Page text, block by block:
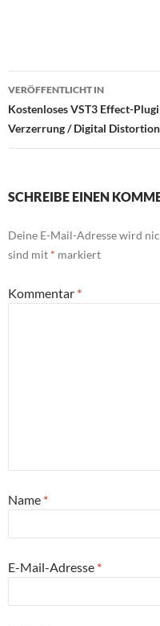
VERÖFFENTLICHT IN
Kostenloses VST3 Effect-
Verzerrung / Digital Distortion
SCHREIBE EINEN
Deine E-Mail-Adresse wird
sind mit * markiert
Kommentar *
Name *
E-Mail-Adresse *